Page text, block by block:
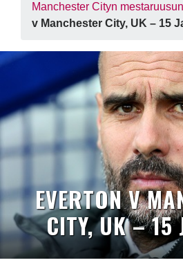
Manchester Cityn
v Manchester City, UK – 15
EVERTON V
CITY, UK – 15